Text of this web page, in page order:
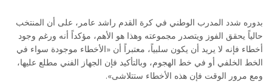
بدوره شدد المدرب الوطني في كرة القدم راشد عامر، على أن المنتخب
حالياً يحقق الفوز ويتصدر مجموعته وهذا هو الأهم، مؤكداً أنه ورغم وجود
أخطاء فإنه لا يريد أن يكون سلبياً، معتبراً أن «الأخطاء موجودة سواء في
الخط الخلفي أو في خط الهجوم، وبالتأكيد فإن الجهاز الفني مطلع عليها،
ومع مرور الوقت فإن هذه الأخطاء ستتلاشى».